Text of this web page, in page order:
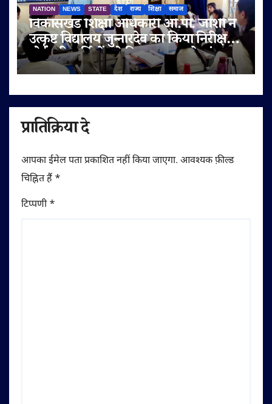
NATION NEWS STATE देश राज्य शिक्षा समाज
विकासखंड शिक्षा अधिकारी ओ.पी. जोशी ने
उत्कृष्ट विद्यालय जुन्नारदेव का किया निरीक्षण,
बोर्ड परीक्षार्थियों को दिए सफलता के मंत्र
प्रातिक्रिया दे
आपका ईमेल पता प्रकाशित नहीं किया जाएगा. आवश्यक फ़ील्ड
चिह्नित हैं *
टिप्पणी*